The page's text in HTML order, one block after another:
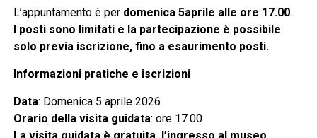
L’appuntamento è per domenica 5aprile alle ore 17.00.
I posti sono limitati e la partecipazione è possibile
solo previa iscrizione, fino a esaurimento posti.
Informazioni pratiche e iscrizioni
Data: Domenica 5 aprile 2026
Orario della visita guidata: ore 17.00